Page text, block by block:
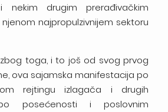
drugim prerađivačkim
najpropulzivnijem sektoru
toga, i to još od svog prvog
ova sajamska manifestacija po
rejtingu izlagača i drugih
posećenosti i poslovnim